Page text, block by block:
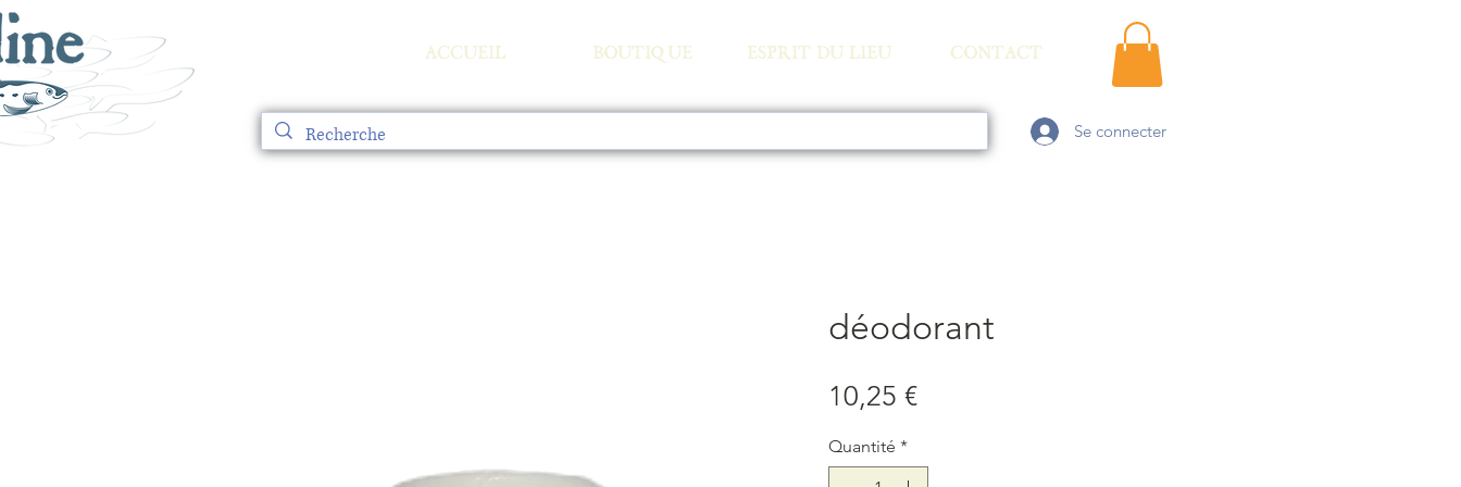
ACCUEIL BOUTIQUE ESPRIT DU LIEU CONTACT
Se connecter
déodorant
10,25 €Prix
Quantité *